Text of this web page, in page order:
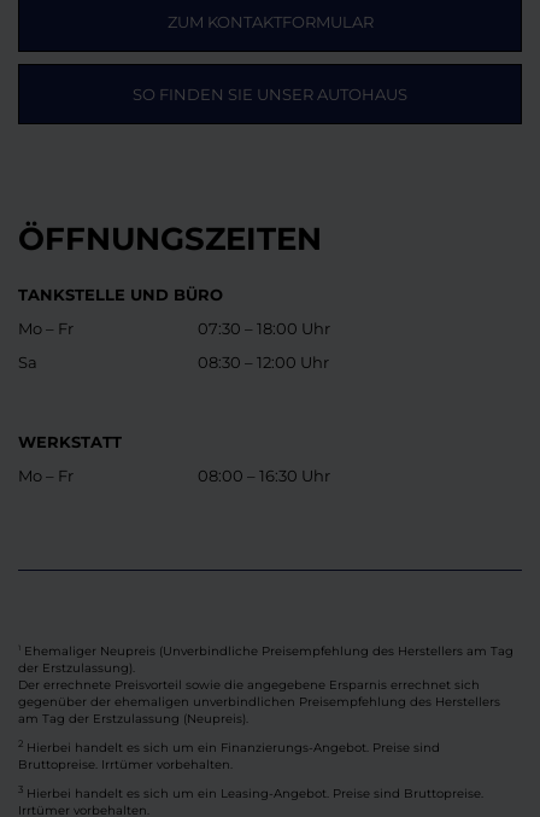
ZUM KONTAKTFORMULAR
SO FINDEN SIE UNSER AUTOHAUS
ÖFFNUNGSZEITEN
TANKSTELLE UND BÜRO
Mo – Fr
Sa
07:30 – 18:00 Uhr
08:30 – 12:00 Uhr
WERKSTATT
Mo – Fr
08:00 – 16:30 Uhr
Ehemaliger Neupreis (Unverbindliche Preisempfehlung des Herstellers am Tag
der Erstzulassung).
Der errechnete Preisvorteil sowie die angegebene Ersparnis errechnet sich
gegenüber der ehemaligen unverbindlichen Preisempfehlung des Herstellers
am Tag der Erstzulassung (Neupreis).
2 Hierbei handelt es sich um ein Finanzierungs-Angebot. Preise sind
Bruttopreise. Irrtümer vorbehalten.
3 Hierbei handelt es sich um ein Leasing-Angebot. Preise sind Bruttopreise.
Irrtümer vorbehalten.